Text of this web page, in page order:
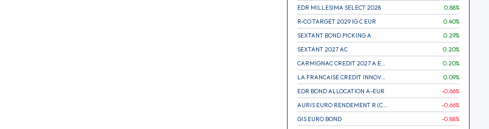
EDR MILLESIMA SELECT 2028 0.88%
R-CO TARGET 2029 IG C EUR
0.40%
SEXTANT BOND PICKING A
0.29%
SEXTANT 2027 AC
0.20%
0.20%
LA FRANCAISE CREDIT INNOVATION
0.09%
EDR BOND ALLOCATION A-EUR
-0.66%
-0.66%
GIS EURO BOND
-0.88%